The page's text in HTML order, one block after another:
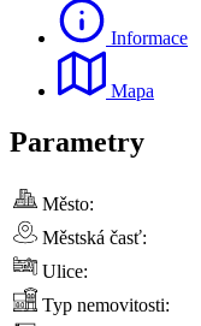
Informace
Mapa
Parametry
Město:
Městská časť:
Ulice:
Typ nemovitosti: